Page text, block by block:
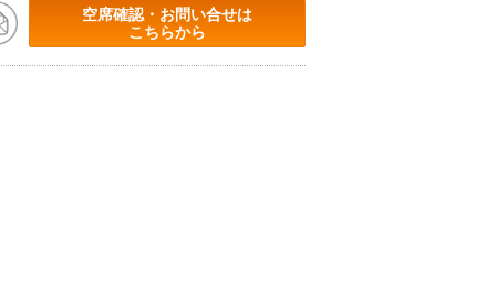
空席確認・お問い合せは
こちらから